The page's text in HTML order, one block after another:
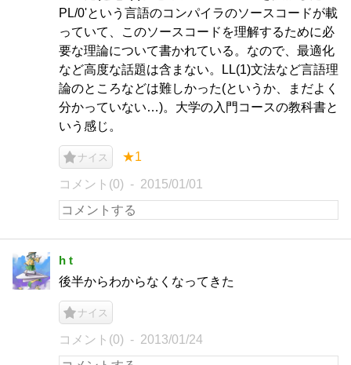
PL/0'という言語のコンパイラのソースコードが載
っていて、このソースコードを理解するために必
要な理論について書かれている。なので、最適化
など高度な話題は含まない。LL(1)文法など言語理
論のところなどは難しかった(というか、まだよく
分かっていない…)。大学の入門コースの教科書と
いう感じ。
ナイス ★1
コメント(0) 2015/01/01
h t
後半からわからなくなってきた
ナイス
コメント(0) 2013/01/24